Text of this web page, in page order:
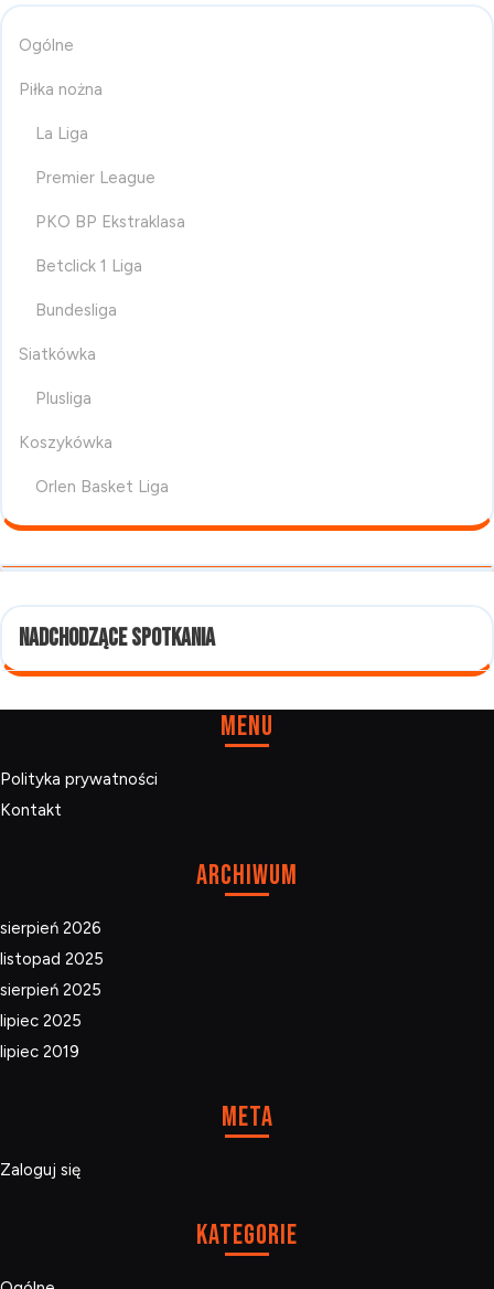
Ogólne
Piłka nożna
La Liga
Premier League
PKO BP Ekstraklasa
Betclick 1 Liga
Bundesliga
Siatkówka
Plusliga
Koszykówka
Orlen Basket Liga
Nadchodzące spotkania
Menu
Polityka prywatności
Kontakt
Archiwum
sierpień 2026
listopad 2025
sierpień 2025
lipiec 2025
lipiec 2019
Meta
Zaloguj się
Kategorie